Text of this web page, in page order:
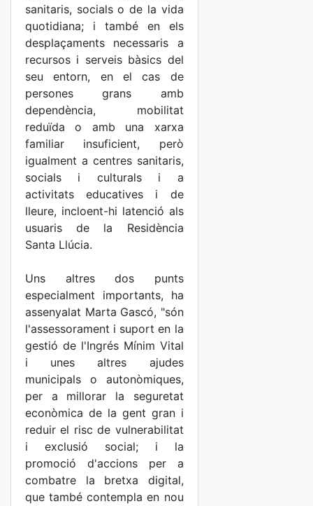
sanitaris, socials o de la vida
quotidiana; i també en els
desplaçaments necessaris a
recursos i serveis bàsics del
seu entorn, en el cas de
persones grans amb
dependència, mobilitat
reduïda o amb una xarxa
familiar insuficient, però
igualment a centres sanitaris,
socials i culturals i a
activitats educatives i de
lleure, incloent-hi latenció als
usuaris de la Residència
Santa Llúcia.
Uns altres dos punts
especialment importants, ha
assenyalat Marta Gascó, "són
l'assessorament i suport en la
gestió de l'Ingrés Mínim Vital
i unes altres ajudes
municipals o autonòmiques,
per a millorar la seguretat
econòmica de la gent gran i
reduir el risc de vulnerabilitat
i exclusió social; i la
promoció d'accions per a
combatre la bretxa digital,
que també contempla en nou